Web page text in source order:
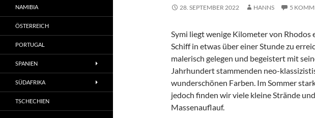
28. SEPTEMBER 2022 HANNS 5
Symi liegt wenige Kilometer von
Schiff in etwas über einer Stunde zu
malerisch gelegen und begeistert mit
Jahrhundert stammenden neo-
wunderschönen Farben. Im Sommer
jedoch finden wir viele kleine Strände
Massenauflauf.
NAMIBIA
ÖSTERREICH
PORTUGAL
SPANIEN
SÜDAFRIKA
TSCHECHIEN